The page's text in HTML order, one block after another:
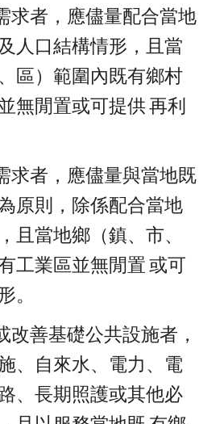
人口結構情形，且當
區）範圍內既有鄉村
無閒置或可提供 再利
原則，除係配合當地
且當地鄉（鎮、市、
工業區並無閒置 或可
。
、自來水、電力、電
、長期照護或其他必